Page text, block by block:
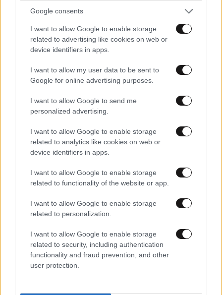
Google consents
I want to allow Google to enable storage
related to advertising like cookies on web or
device identifiers in apps.
I want to allow my user data to be sent to
Google for online advertising purposes.
I want to allow Google to send me
personalized advertising.
I want to allow Google to enable storage
related to analytics like cookies on web or
device identifiers in apps.
I want to allow Google to enable storage
related to functionality of the website or app.
I want to allow Google to enable storage
related to personalization.
I want to allow Google to enable storage
related to security, including authentication
functionality and fraud prevention, and other
user protection.
ΠΕΡΙΣΣΟΤΕΡΑ ΑΠΟ ΤΟΝ ΚΟΣΜΟ